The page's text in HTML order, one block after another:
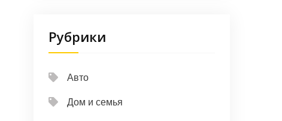
Рубрики
Авто
Дом и семья